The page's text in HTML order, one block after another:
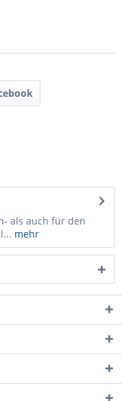
als auch für den
mehr